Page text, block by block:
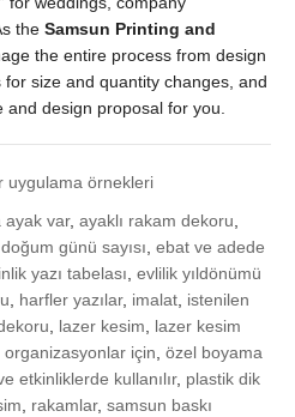
the Samsun Printing and
the entire process from design
size and quantity changes, and
design proposal for you.
uygulama örnekleri
ayak var, ayaklı rakam dekoru
doğum günü sayısı ebat ve adede
yazı tabelası evlilik yıldönümü
harfler yazılar, imalat istenilen
lazer kesim
lazer kesim
organizasyonlar için özel boyama
etkinliklerde kullanılır, plastik dik
rakamlar, samsun baskı